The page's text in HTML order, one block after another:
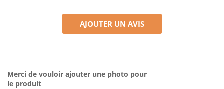
AJOUTER UN AVIS
Merci de vouloir ajouter une photo pour
le produit